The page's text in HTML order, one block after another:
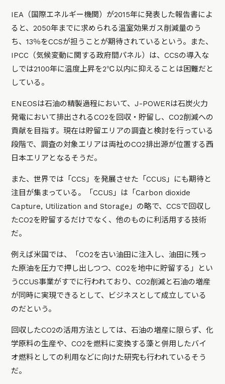
IEA（国際エネルギー機関）が2015年に発表した報告書によ
ると、2050年までに求められる温室効果ガス削減量のう
ち、13％をCCSが担うことが期待されているという。また、
IPCC（気候変動に関する政府間パネル）は、CCSの導入な
しでは2100年に温度上昇を2℃以内に抑えることは困難だと
している。
ENEOSは石油の精製過程において、J-POWERは石炭火力
発電において排出されるCO2を回収・貯留し、CO2削減への
貢献を目指す。現在は貯留エリアの調査と検討を行っている
段階で、調査の対象エリアは両社のCO2排出源が位置する西
日本エリアとなるそうだ。
また、世界では「CCS」を発展させた「CCUS」にも期待と
注目が集まっている。「CCUS」は「Carbon dioxide
Capture, Utilization and Storage」の略で、CCSで回収し
たCO2を貯留するだけでなく、他のものに利活用する技術
だ。
例えば米国では、「CO2を古い油田に注入し、油田に残っ
た原油を圧力で押し出しつつ、CO2を地中に貯留する」とい
うCCUS事業がすでに行われており、CO2削減と石油の増産
が同時に実現できるとして、ビジネスとして成立している
のだという。
回収したCO2の活用方法としては、石油の増産に限らず、化
学原料の生産や、CO2を燃料に変換する藻と併用したバイ
オ燃料としての利用などに向けた研究も行われているそう
だ。